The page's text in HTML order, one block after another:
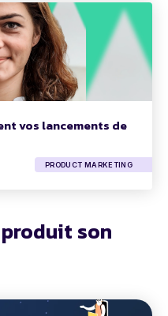
vos lancements de
PRODUCT MARKETING
son